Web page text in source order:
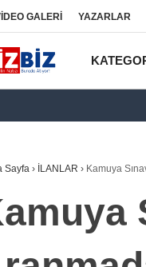
GALERİ YAZARLAR
Sayfa › İLANLAR › Kamuya